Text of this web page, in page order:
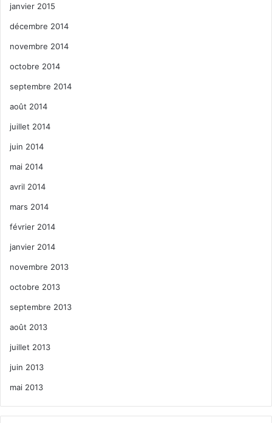
janvier 2015
décembre 2014
novembre 2014
octobre 2014
septembre 2014
août 2014
juillet 2014
juin 2014
mai 2014
avril 2014
mars 2014
février 2014
janvier 2014
novembre 2013
octobre 2013
septembre 2013
août 2013
juillet 2013
juin 2013
mai 2013